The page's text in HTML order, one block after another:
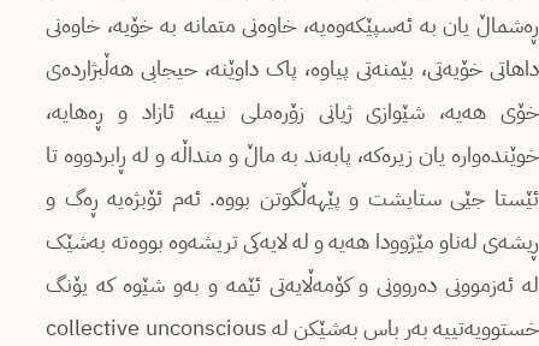
ڕەشماڵ یان بە ئەسپێکەوەیە، خاوەنی متمانە بە خۆیە، خاوەنی
داهاتی خۆیەتی، بێمنەتی پیاوه، پاک داوێنه، حیجابی هەڵبژاردەی
خۆی هەیە، شێوازی ژیانی زۆرەملی نییە، ئازاد و ڕەهایە،
خوێندەواره یان زیرەکە، پابەند بە ماڵ و منداڵە و لە ڕابردووە تا
ئێستا جێی ستایشت و پێهەڵگوتن بووە. ئەم ئۆبژەیە ڕەگ و
ڕیشەی لەناو مێژوودا هەیە و لە لایەکی تریشەوە بووەتە بەشێک
لە ئەزموونی دەروونی و کۆمەڵایەتی ئێمە و بەو شێوە کە یۆنگ
خستوویەتییە بەر باس بەشێکن لە collective unconscious